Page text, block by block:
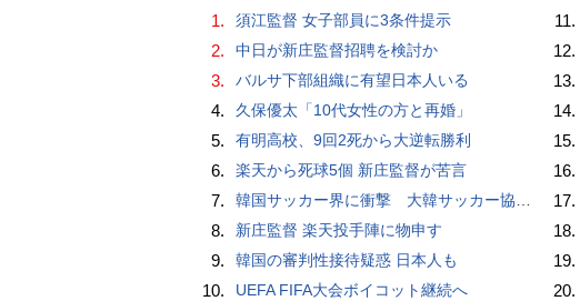
1. 須江監督 女子部員に3条件提示
2. 中日が新庄監督招聘を検討か
3. バルサ下部組織に有望日本人いる
4. 久保優太「10代女性の方と再婚」
5. 有明高校、9回2死から大逆転勝利
6. 楽天から死球5個 新庄監督が苦言
7. 韓国サッカー界に衝撃 大韓サッカー協会に外国人審判への“性的接待”疑惑 韓国メディアが報道
8. 新庄監督 楽天投手陣に物申す
9. 韓国の審判性接待疑惑 日本人も
10. UEFA FIFA大会ボイコット継続へ
11.
12.
13.
14.
15.
16.
17.
18.
19.
20.